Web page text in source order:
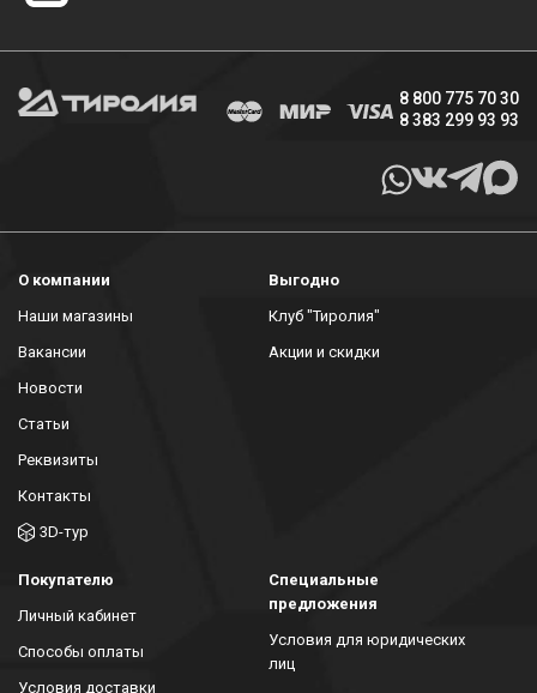
8 800 775 70 30
8 383 299 93 93
О компании
Наши магазины
Вакансии
Новости
Статьи
Реквизиты
Контакты
3D-тур
Выгодно
Клуб "Тиролия"
Акции и скидки
Покупателю
Личный кабинет
Способы оплаты
Условия доставки
Специальные
предложения
Условия для юридических
лиц